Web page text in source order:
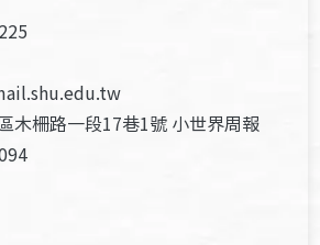
木柵路一段17巷1號 小世界周報